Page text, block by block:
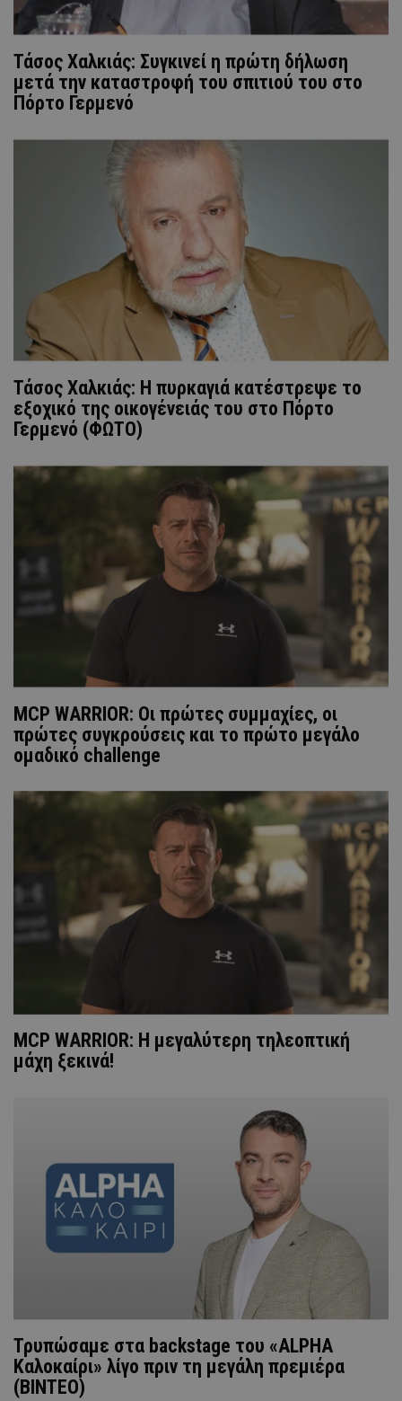
Τάσος Χαλκιάς: Συγκινεί η πρώτη δήλωση
μετά την καταστροφή του σπιτιού του στο
Πόρτο Γερμενό
Τάσος Χαλκιάς: Η πυρκαγιά κατέστρεψε το
εξοχικό της οικογένειάς του στο Πόρτο
Γερμενό (ΦΩΤΟ)
MCP WARRIOR: Οι πρώτες συμμαχίες, οι
πρώτες συγκρούσεις και το πρώτο μεγάλο
ομαδικό challenge
MCP WARRIOR: Η μεγαλύτερη τηλεοπτική
μάχη ξεκινά!
Τρυπώσαμε στα backstage του «ALPHA
Καλοκαίρι» λίγο πριν τη μεγάλη πρεμιέρα
(ΒΙΝΤΕΟ)